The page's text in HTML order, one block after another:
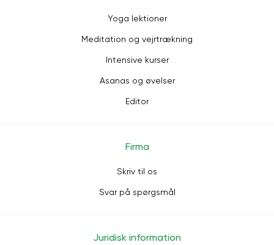
Yoga lektioner
Meditation og vejrtrækning
Intensive kurser
Asanas og øvelser
Editor
Firma
Skriv til os
Svar på spørgsmål
Juridisk information